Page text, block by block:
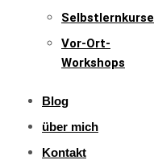
Selbstlernkurse
Vor-Ort-
Workshops
Blog
über mich
Kontakt